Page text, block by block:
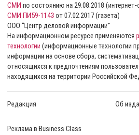
СМИ по состоянию на 29.08.2018 (интернет-
СМИ ПИ59-1143 от 07.02.2017 (газета)
ООО “Центр деловой информации”
На информационном ресурсе применяются
технологии (информационные технологии
информации на основе сбора,
относящихся к предпочтениям
находящихся на территории Российской
Редакция Об
Реклама в Business Class